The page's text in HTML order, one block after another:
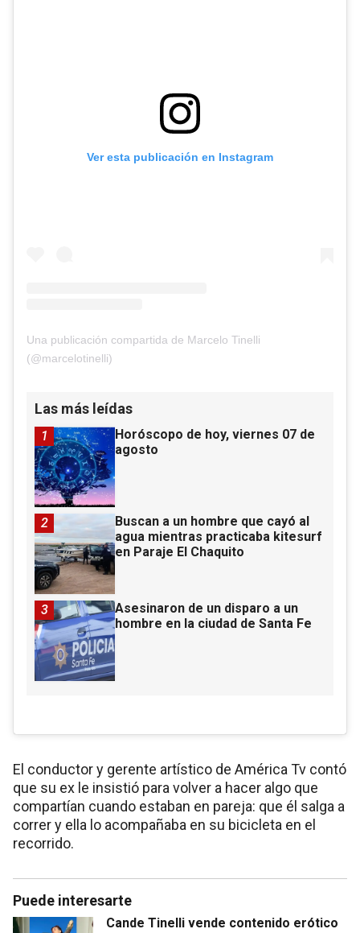
Ver esta publicación en Instagram
Una publicación compartida de Marcelo Tinelli
(@marcelotinelli)
Las más leídas
Horóscopo de hoy, viernes 07 de
agosto
1
Buscan a un hombre que cayó al
agua mientras practicaba kitesurf
en Paraje El Chaquito
2
Asesinaron de un disparo a un
hombre en la ciudad de Santa Fe
3
El conductor y gerente artístico de América Tv contó
que su ex le insistió para volver a hacer algo que
compartían cuando estaban en pareja: que él salga a
correr y ella lo acompañaba en su bicicleta en el
recorrido.
Puede interesarte
Cande Tinelli vende contenido erótico